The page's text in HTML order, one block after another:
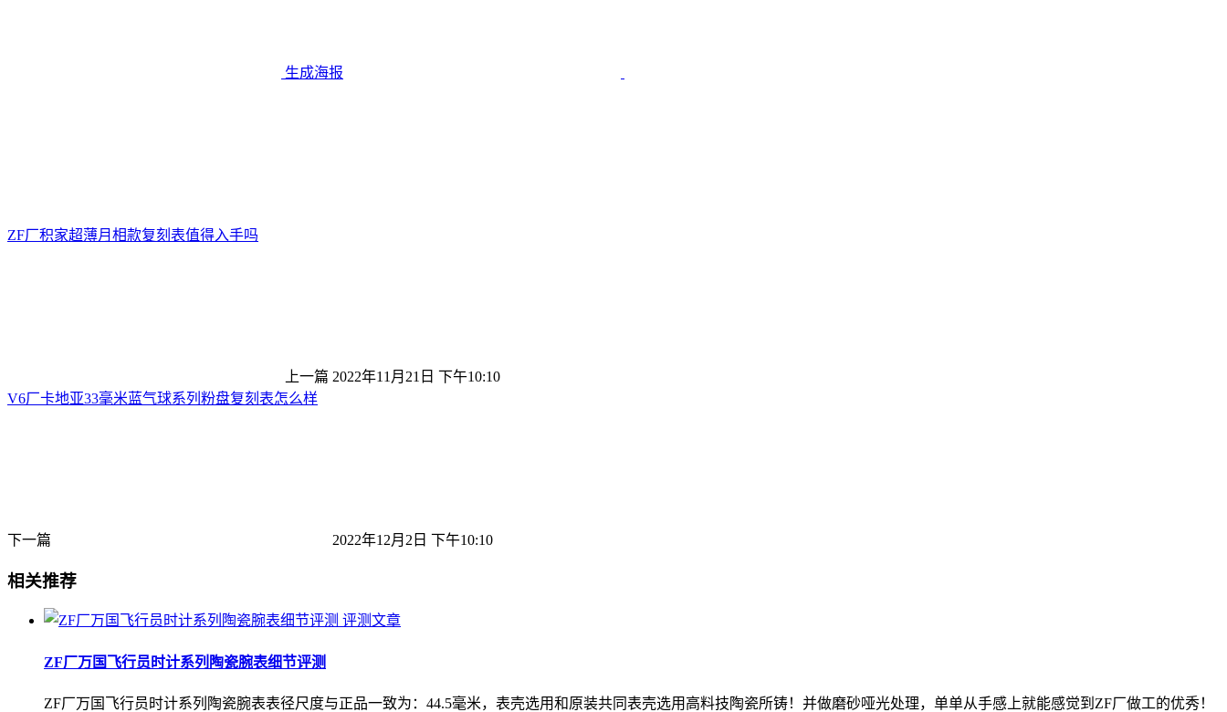
生成海报
ZF厂积家超薄月相款复刻表值得入手吗
上一篇 2022年11月21日 下午10:10
V6厂卡地亚33毫米蓝气球系列粉盘复刻表怎么样
下一篇 2022年12月2日 下午10:10
相关推荐
评测文章
ZF厂万国飞行员时计系列陶瓷腕表细节评测
ZF厂万国飞行员时计系列陶瓷腕表表径尺度与正品一致为：44.5毫米，表壳选用和原装共同表壳选用高料技陶瓷所铸！并做磨砂哑光处理，单单从手感上就能感觉到ZF厂做工的优秀！